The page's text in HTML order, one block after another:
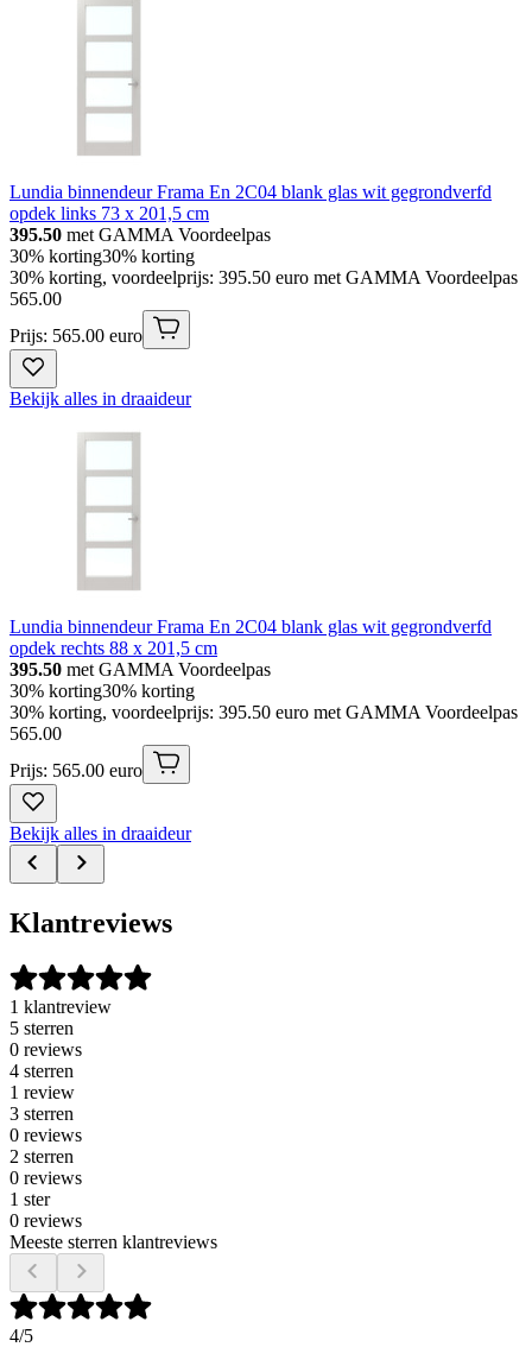
Lundia binnendeur Frama En 2C04 blank glas wit gegrondverfd
opdek links 73 x 201,5 cm
395.50 met GAMMA Voordeelpas
30% korting30% korting
30% korting, voordeelprijs: 395.50 euro met GAMMA Voordeelpas
565.00
Prijs: 565.00 euro
Bekijk alles in draaideur
Lundia binnendeur Frama En 2C04 blank glas wit gegrondverfd
opdek rechts 88 x 201,5 cm
395.50 met GAMMA Voordeelpas
30% korting30% korting
30% korting, voordeelprijs: 395.50 euro met GAMMA Voordeelpas
565.00
Prijs: 565.00 euro
Bekijk alles in draaideur
Klantreviews
1 klantreview
5 sterren
0 reviews
4 sterren
1 review
3 sterren
0 reviews
2 sterren
0 reviews
1 ster
0 reviews
Meeste sterren klantreviews
4/5